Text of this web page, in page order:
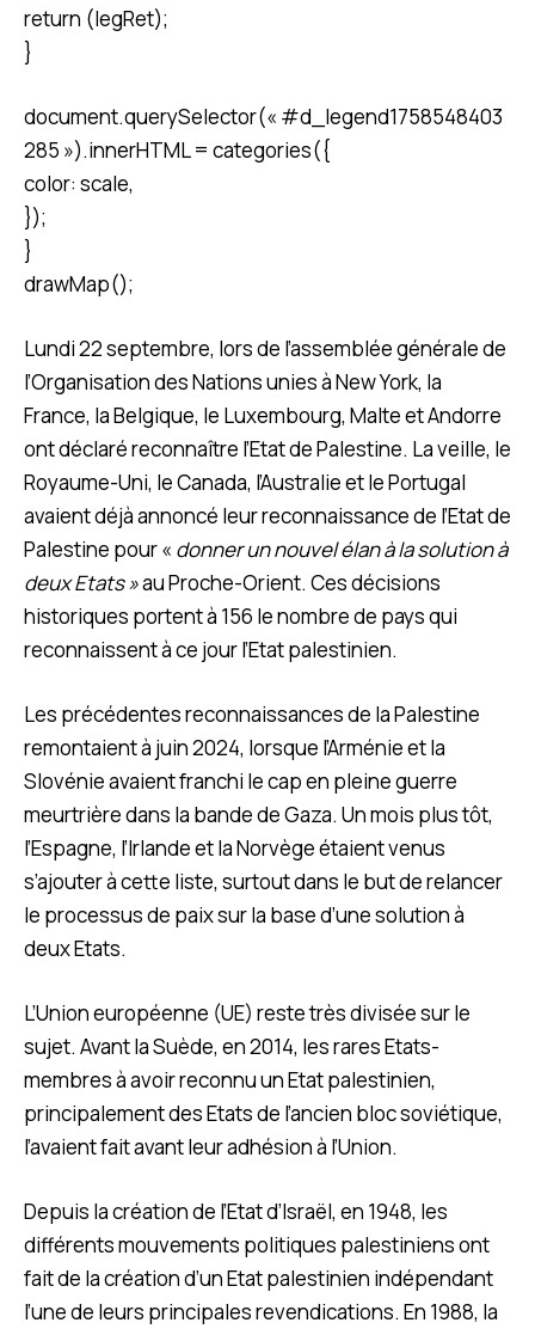
return (legRet);
}
document.querySelector(« #d_legend1758548403
285 »).innerHTML = categories({
color: scale,
});
}
drawMap();
Lundi 22 septembre, lors de l’assemblée générale de
l’Organisation des Nations unies à New York, la
France, la Belgique, le Luxembourg, Malte et Andorre
ont déclaré reconnaître l’Etat de Palestine. La veille, le
Royaume-Uni, le Canada, l’Australie et le Portugal
avaient déjà annoncé leur reconnaissance de l’Etat de
Palestine pour « donner un nouvel élan à la solution à
deux Etats »au Proche-Orient. Ces décisions
historiques portent à 156 le nombre de pays qui
reconnaissent à ce jour l’Etat palestinien.
Les précédentes reconnaissances de la Palestine
remontaient à juin 2024, lorsque l’Arménie et la
Slovénie avaient franchi le cap en pleine guerre
meurtrière dans la bande de Gaza. Un mois plus tôt,
l’Espagne, l’Irlande et la Norvège étaient venus
s’ajouter à cette liste, surtout dans le but de relancer
le processus de paix sur la base d’une solution à
deux Etats.
L’Union européenne (UE) reste très divisée sur le
sujet. Avant la Suède, en 2014, les rares Etats-
membres à avoir reconnu un Etat palestinien,
principalement des Etats de l’ancien bloc soviétique,
l’avaient fait avant leur adhésion à l’Union.
Depuis la création de l’Etat d’Israël, en 1948, les
différents mouvements politiques palestiniens ont
fait de la création d’un Etat palestinien indépendant
l’une de leurs principales revendications. En 1988, la